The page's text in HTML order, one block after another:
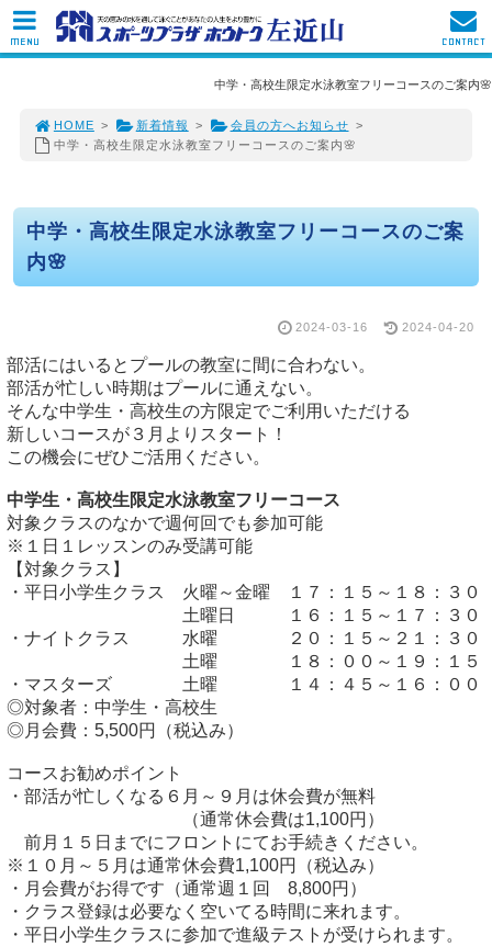
中学・高校生限定水泳教室フリーコースのご案内🌸
HOME > 新着情報 > 会員の方へお知らせ >
中学・高校生限定水泳教室フリーコースのご案内🌸
中学・高校生限定水泳教室フリーコースのご案
内🌸
2024-03-16 2024-04-20
そんな中学生・高校生の方限定でご利用いただける
新しいコースが３月よりスタート！
この機会にぜひご活用ください。
中学生・高校生限定水泳教室フリーコース
対象クラスのなかで週何回でも参加可能
※１日１レッスンのみ受講可能
【対象クラス】
・平日小学生クラス　火曜～金曜　１７：１５～１８：３０
土曜日　　　１６：１５～１７：３０
・ナイトクラス　　　水曜　　　　２０：１５～２１：３０
土曜　　　　１８：００～１９：１５
・マスターズ　　　　土曜　　　　１４：４５～１６：００
◎対象者：中学生・高校生
◎月会費：5,500円（税込み）
コースお勧めポイント
・部活が忙しくなる６月～９月は休会費が無料
（通常休会費は1,100円）
前月１５日までにフロントにてお手続きください。
※１０月～５月は通常休会費1,100円（税込み）
・月会費がお得です（通常週１回　8,800円）
・クラス登録は必要なく空いてる時間に来れます。
・平日小学生クラスに参加で進級テストが受けられます。
MENU CONTACT